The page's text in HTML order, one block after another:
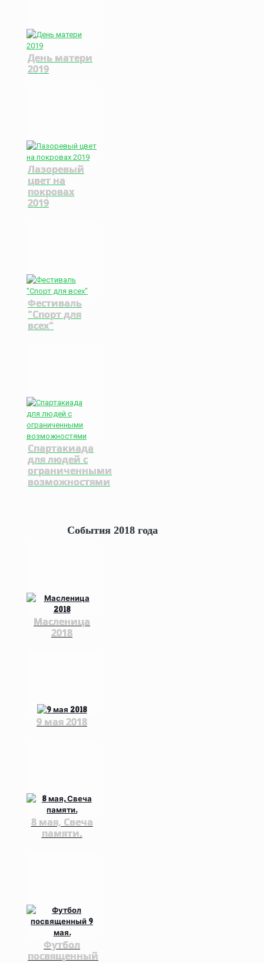
День матери
2019
Лазоревый
цвет на
покровах
2019
Фестиваль
"Спорт для
всех"
Спартакиада
для людей с
ограниченными
возможностями
События 2018 года
Масленица
2018
9 мая 2018
8 мая, Свеча
памяти.
Футбол
посвященный